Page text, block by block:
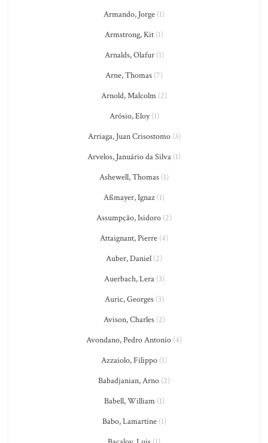
Armando, Jorge (1)
Armstrong, Kit (1)
Arnalds, Olafur(1)
Arne, Thomas (7)
Arnold, Malcolm (2)
Arósio, Eloy(1)
Arriaga, Juan Crisostomo(3)
Arvelos, Januário da Silva (1)
Ashewell, Thomas (1)
Aßmayer, Ignaz (1)
Assumpção, Isidoro (2)
Attaignant, Pierre (4)
Auber, Daniel (2)
Auerbach, Lera(3)
Auric, Georges(3)
Avison, Charles(2)
Avondano, Pedro Antonio (4)
Azzaiolo, Filippo (1)
Babadjanian, Arno (2)
Babell, William(1)
Babo, Lamartine(1)